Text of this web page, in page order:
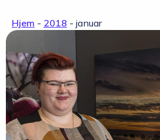
Hjem - 2018 - januar